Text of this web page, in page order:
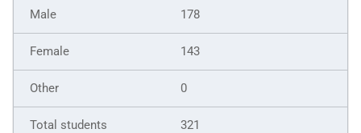
178
143
0
321